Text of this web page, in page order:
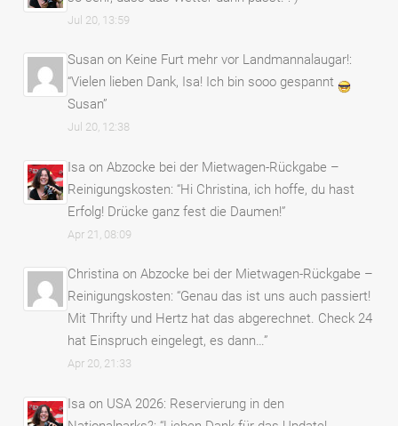
Jul 20, 13:59
Susan on Keine Furt mehr vor Landmannalaugar!:
“Vielen lieben Dank, Isa! Ich bin sooo gespannt
Susan”
Jul 20, 12:38
Isa onAbzocke bei der Mietwagen-Rückgabe –
Reinigungskosten: “Hi Christina, ich hoffe, du hast
Erfolg! Drücke ganz fest die Daumen!”
Apr 21, 08:09
Christina onAbzocke bei der Mietwagen-Rückgabe –
Reinigungskosten: “Genau das ist uns auch passiert!
Mit Thrifty und Hertz hat das abgerechnet. Check 24
hat Einspruch eingelegt, es dann…”
Apr 20, 21:33
Isa on USA 2026: Reservierung in den